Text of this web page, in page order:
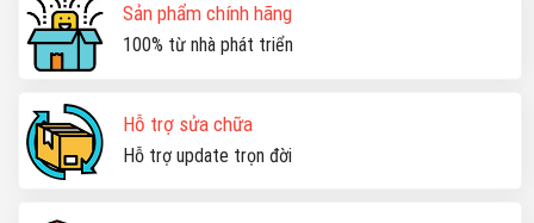
Sản phẩm chính hãng
100% từ nhà phát triển
Hỗ trợ sửa chữa
Hỗ trợ update trọn đời